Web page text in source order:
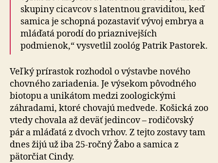
skupiny cicavcov s latentnou graviditou, keď
samica je schopná pozastaviť vývoj embrya a
mláďatá porodí do priaznivejších
podmienok,“ vysvetlil zoológ Patrik Pastorek.
Veľký prírastok rozhodol o výstavbe nového
chovného zariadenia. Je výsekom pôvodného
biotopu a unikátom medzi zoologickými
záhradami, ktoré chovajú medvede. Košická zoo
vtedy chovala až deväť jedincov – rodičovský
pár a mláďatá z dvoch vrhov. Z tejto zostavy tam
dnes žijú už iba 25-ročný Žabo a samica z
pätorčiat Cindy.